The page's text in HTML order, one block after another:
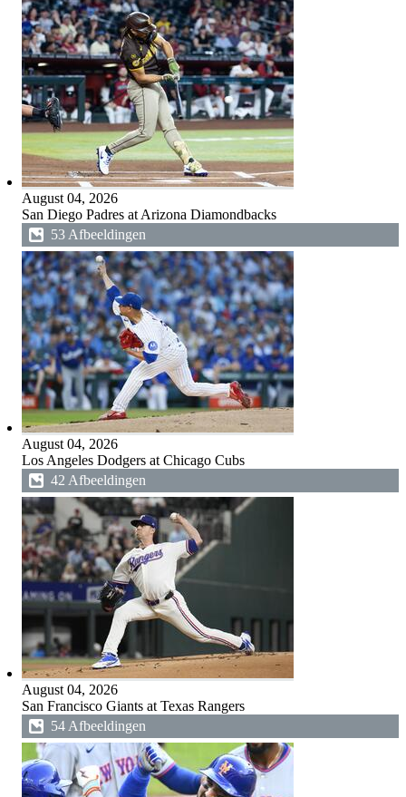
August 04, 2026
San Diego Padres at Arizona Diamondbacks
53 Afbeeldingen
August 04, 2026
Los Angeles Dodgers at Chicago Cubs
42 Afbeeldingen
August 04, 2026
San Francisco Giants at Texas Rangers
54 Afbeeldingen